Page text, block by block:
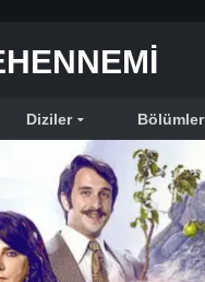
Diziler Bölümler